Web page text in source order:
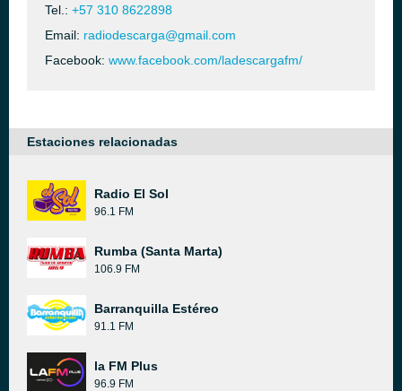
Tel.: +57 310 8622898
Email: radiodescarga@gmail.com
Facebook: www.facebook.com/ladescargafm/
Estaciones relacionadas
Radio El Sol
96.1 FM
Rumba (Santa Marta)
106.9 FM
Barranquilla Estéreo
91.1 FM
la FM Plus
96.9 FM